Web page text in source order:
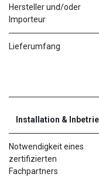
Hersteller und/oder
Importeur
Lieferumfang
Installation &
Notwendigkeit eines
zertifizierten
Fachpartners